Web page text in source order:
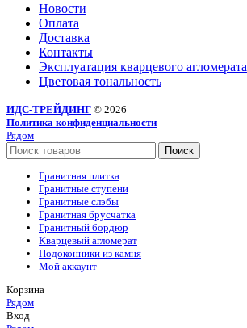
Новости
Оплата
Доставка
Контакты
Эксплуатация кварцевого агломерата
Цветовая тональность
ИДС-ТРЕЙДИНГ © 2026
Политика конфиденциальности
Рядом
Поиск
Гранитная плитка
Гранитные ступени
Гранитные слэбы
Гранитная брусчатка
Гранитный бордюр
Кварцевый агломерат
Подоконники из камня
Мой аккаунт
Корзина
Рядом
Вход